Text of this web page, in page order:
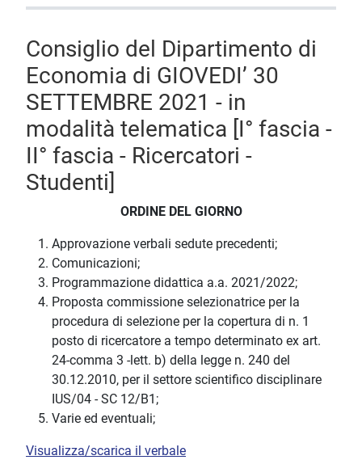
Consiglio del Dipartimento di
Economia di GIOVEDI’ 30
SETTEMBRE 2021 - in
modalità telematica [I° fascia -
II° fascia - Ricercatori -
Studenti]
ORDINE DEL GIORNO
Approvazione verbali sedute precedenti;
Comunicazioni;
Programmazione didattica a.a. 2021/2022;
Proposta commissione selezionatrice per la
procedura di selezione per la copertura di n. 1
posto di ricercatore a tempo determinato ex art.
24-comma 3 -lett. b) della legge n. 240 del
30.12.2010, per il settore scientifico disciplinare
IUS/04 - SC 12/B1;
Varie ed eventuali;
Visualizza/scarica il verbale